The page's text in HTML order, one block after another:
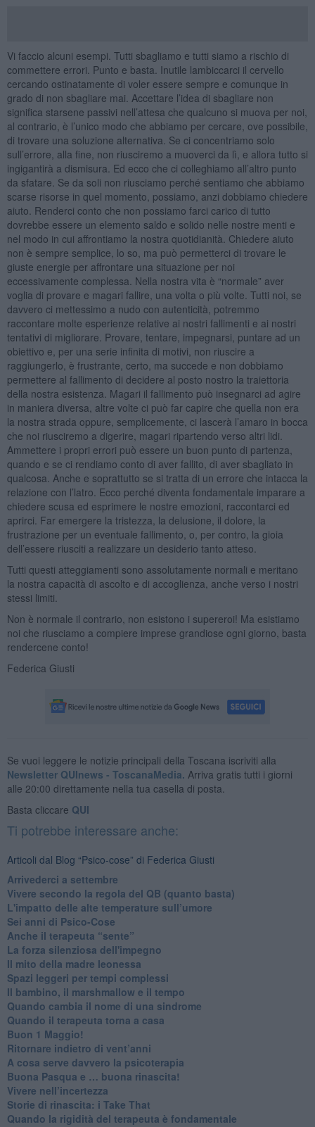
Vi faccio alcuni esempi. Tutti sbagliamo e tutti siamo a rischio di
commettere errori. Punto e basta. Inutile lambiccarci il cervello
cercando ostinatamente di voler essere sempre e comunque in
grado di non sbagliare mai. Accettare l’idea di sbagliare non
significa starsene passivi nell’attesa che qualcuno si muova per noi,
al contrario, è l’unico modo che abbiamo per cercare, ove possibile,
di trovare una soluzione alternativa. Se ci concentriamo solo
sull’errore, alla fine, non riusciremo a muoverci da lì, e allora tutto si
ingigantirà a dismisura. Ed ecco che ci colleghiamo all’altro punto
da sfatare. Se da soli non riusciamo perché sentiamo che abbiamo
scarse risorse in quel momento, possiamo, anzi dobbiamo chiedere
aiuto. Renderci conto che non possiamo farci carico di tutto
dovrebbe essere un elemento saldo e solido nelle nostre menti e
nel modo in cui affrontiamo la nostra quotidianità. Chiedere aiuto
non è sempre semplice, lo so, ma può permetterci di trovare le
giuste energie per affrontare una situazione per noi
eccessivamente complessa. Nella nostra vita è “normale” aver
voglia di provare e magari fallire, una volta o più volte. Tutti noi, se
davvero ci mettessimo a nudo con autenticità, potremmo
raccontare molte esperienze relative ai nostri fallimenti e ai nostri
tentativi di migliorare. Provare, tentare, impegnarsi, puntare ad un
obiettivo e, per una serie infinita di motivi, non riuscire a
raggiungerlo, è frustrante, certo, ma succede e non dobbiamo
permettere al fallimento di decidere al posto nostro la traiettoria
della nostra esistenza. Magari il fallimento può insegnarci ad agire
in maniera diversa, altre volte ci può far capire che quella non era
la nostra strada oppure, semplicemente, ci lascerà l’amaro in bocca
che noi riusciremo a digerire, magari ripartendo verso altri lidi.
Ammettere i propri errori può essere un buon punto di partenza,
quando e se ci rendiamo conto di aver fallito, di aver sbagliato in
qualcosa. Anche e soprattutto se si tratta di un errore che intacca la
relazione con l’latro. Ecco perché diventa fondamentale imparare a
chiedere scusa ed esprimere le nostre emozioni, raccontarci ed
aprirci. Far emergere la tristezza, la delusione, il dolore, la
frustrazione per un eventuale fallimento, o, per contro, la gioia
dell’essere riusciti a realizzare un desiderio tanto atteso.
Tutti questi atteggiamenti sono assolutamente normali e meritano
la nostra capacità di ascolto e di accoglienza, anche verso i nostri
stessi limiti.
Non è normale il contrario, non esistono i supereroi! Ma esistiamo
noi che riusciamo a compiere imprese grandiose ogni giorno, basta
rendercene conto!
Federica Giusti
Se vuoi leggere le notizie principali della Toscana iscriviti alla
Newsletter QUInews - ToscanaMedia. Arriva gratis tutti i giorni
alle 20:00 direttamente nella tua casella di posta.
Basta cliccare QUI
Ti potrebbe interessare anche:
Articoli dal Blog “Psico-cose” di Federica Giusti
​Arrivederci a settembre
​Vivere secondo la regola del QB (quanto basta)
​L'impatto delle alte temperature sull’umore
Sei anni di Psico-Cose
​Anche il terapeuta “sente”
​La forza silenziosa dell'impegno
​Il mito della madre leonessa
Spazi leggeri per tempi complessi
Il bambino, il marshmallow e il tempo
​Quando cambia il nome di una sindrome
​Quando il terapeuta torna a casa
​Buon 1 Maggio!
Ritornare indietro di vent’anni
​A cosa serve davvero la psicoterapia
​Buona Pasqua e … buona rinascita!
​Vivere nell’incertezza
​Storie di rinascita: i Take That
​Quando la rigidità del terapeuta è fondamentale